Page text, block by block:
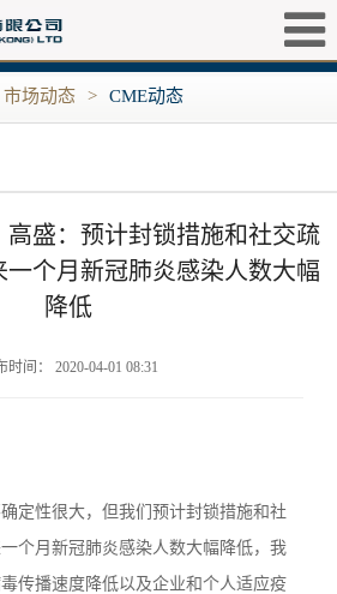
市场动态 > CME动态
高盛：预计封锁措施和社交疏
个月新冠肺炎感染人数大幅
降低
时间： 2020-04-01 08:31
定性很大，但我们预计封锁措施和社
个月新冠肺炎感染人数大幅降低，我
传播速度降低以及企业和个人适应疫